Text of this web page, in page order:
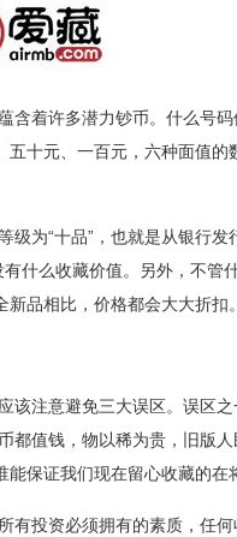
含着许多潜力钞币。什么号
十元、一百元，六种面值的
为“十品”，也就是从银行发
什么收藏价值。另外，不管
品相比，价格都会大大折扣。
注意避免三大误区。误区之
都值钱，物以稀为贵，旧版
保证我们现在留心收藏的在
投资必须拥有的素质，任何